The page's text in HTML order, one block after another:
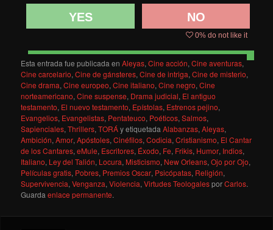
YES NO
0% do not like it
Esta entrada fue publicada enAleyas,Cine acción,Cine aventuras,
Cine carcelario,Cine de gánsteres,Cine de intriga,Cine de misterio,
Cine drama,Cine europeo,Cine italiano,Cine negro,Cine
norteamericano,Cine suspense, Drama judicial, El antiguo
testamento, El nuevo testamento, Epístolas, Estrenos pejino,
Evangelios, Evangelistas, Pentateuco, Poéticos,Salmos,
Sapienciales,Thrillers,TORÁy etiquetadaAlabanzas,Aleyas,
Ambición,Amor,Apóstoles,Cinéfilos,Codicia,Cristianismo, El Cantar
de los Cantares,eMule, Escritores, Éxodo, Fe, Frikis, Humor, Indios,
Italiano, Ley del Talión, Locura, Misticismo, New Orleans,Ojo por Ojo,
Películas gratis, Pobres, Premios Oscar, Psicópatas, Religión,
Supervivencia,Venganza,Violencia,Virtudes TeologalesporCarlos.
Guardaenlace permanente.